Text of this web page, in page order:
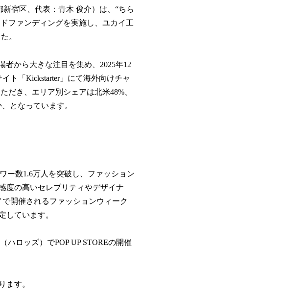
宿区、代表：青木 俊介）は、“ちら
ファンディングを実施し、ユカイ工
。
者から大きな注目を集め、2025年12
ト「Kickstarter」にて海外向けチャ
だき、エリア別シェアは北米48%、
となっています。
ー数1.6万人を突破し、ファッション
度の高いセレブリティやデザイナ
開催されるファッションウィーク
しています。
ハロッズ）でPOP UP STOREの開催
ます。